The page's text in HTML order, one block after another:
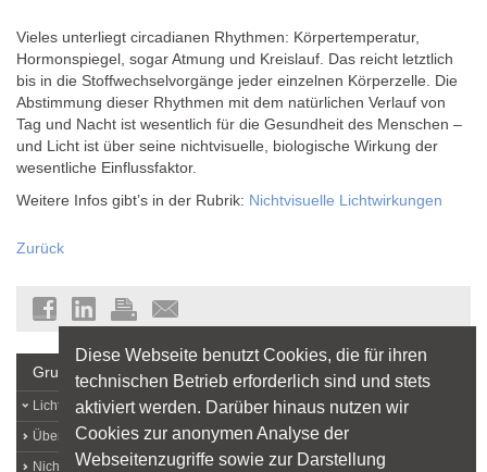
Vieles unterliegt circadianen Rhythmen: Körpertemperatur,
Hormonspiegel, sogar Atmung und Kreislauf. Das reicht letztlich
bis in die Stoffwechselvorgänge jeder einzelnen Körperzelle. Die
Abstimmung dieser Rhythmen mit dem natürlichen Verlauf von
Tag und Nacht ist wesentlich für die Gesundheit des Menschen –
und Licht ist über seine nichtvisuelle, biologische Wirkung der
wesentliche Einflussfaktor.
Weitere Infos gibt’s in der Rubrik: Nichtvisuelle Lichtwirkungen
Zurück
Grundlagen
Lichtlexikon
Über Licht
Nichtvisuelle Lichtwirkungen
Diese Webseite benutzt Cookies, die für ihren
technischen Betrieb erforderlich sind und stets
aktiviert werden. Darüber hinaus nutzen wir
Cookies zur anonymen Analyse der
Webseitenzugriffe sowie zur Darstellung